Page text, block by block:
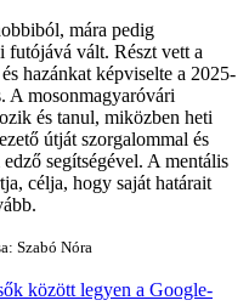
mára pedig
vált. Részt vett a
hazánkat képviselte a 2025-
A mosonmagyaróvári
és tanul, miközben heti
útját szorgalommal és
segítségével. A mentális
célja, hogy saját határait
Szabó Nóra
között legyen a Google-